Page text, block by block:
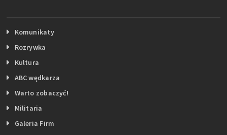
Komunikaty
Rozrywka
Kultura
ABC wędkarza
Warto zobaczyć!
Militaria
Galeria Firm